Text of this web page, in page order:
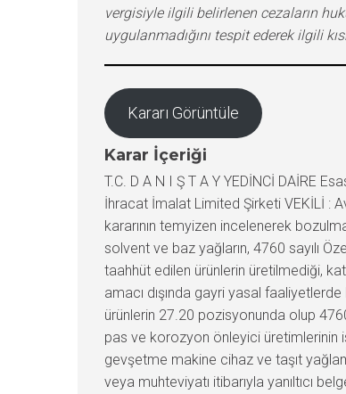
vergisiyle ilgili belirlenen cezaların
uygulanmadığını tespit ederek ilgili
Kararı Görüntüle
Karar İçeriği
T.C. D A N I Ş T A Y YEDİNCİ DAİRE
İhracat İmalat Limited Şirketi VEKİLİ :
kararının temyizen incelenerek
solvent ve baz yağların, 4760 sayılı
taahhüt edilen ürünlerin üretilmediği,
amacı dışında gayri yasal
ürünlerin 27.20 pozisyonunda olup
pas ve korozyon önleyici üretimlerinin
gevşetme makine cihaz ve taşıt
veya muhteviyatı itibarıyla yanıltıcı